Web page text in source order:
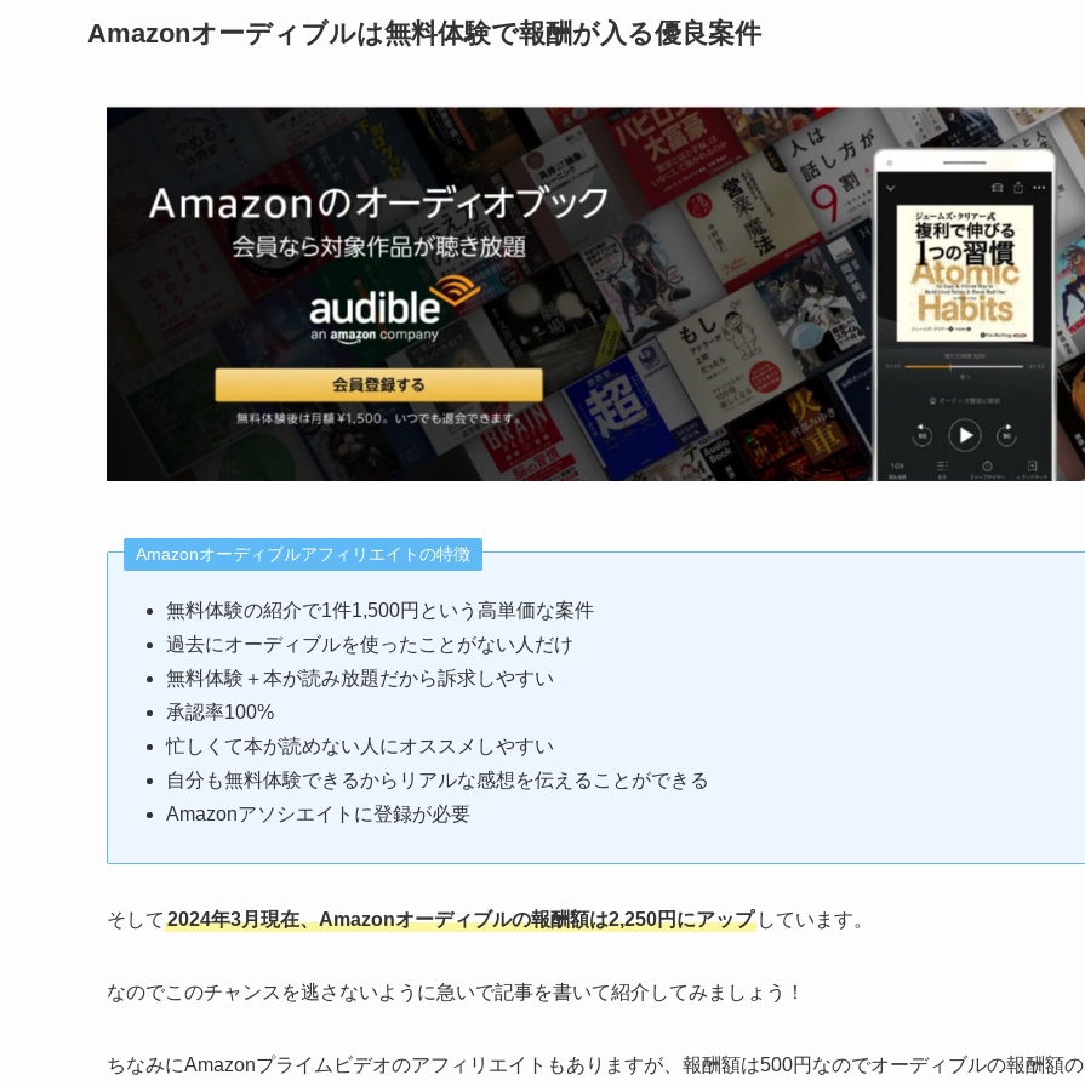
Amazonオーディブルは無料体験で報酬が入る優良案件
Amazonオーディブルアフィリエイトの特徴
無料体験の紹介で1件1,500円という高単価な案件
過去にオーディブルを使ったことがない人だけ
無料体験＋本が読み放題だから訴求しやすい
承認率100%
忙しくて本が読めない人にオススメしやすい
自分も無料体験できるからリアルな感想を伝えることができる
Amazonアソシエイトに登録が必要
そして 2024年3月現在、Amazonオーディブルの報酬額は2,250円にアップ しています。
なのでこのチャンスを逃さないように急いで記事を書いて紹介してみましょう！
ちなみにAmazonプライムビデオのアフィリエイトもありますが、報酬額は500円なのでオーディブルの報酬額の